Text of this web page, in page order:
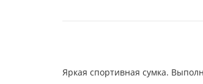
Яркая спортивная сумка.